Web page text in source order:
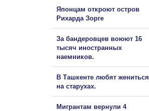
Японцам откроют остров
Рихарда Зорге
За бандеровцев воюют 16
тысяч иностранных
наемников.
В Ташкенте любят жениться
на старухах.
Мигрантам вернули 4